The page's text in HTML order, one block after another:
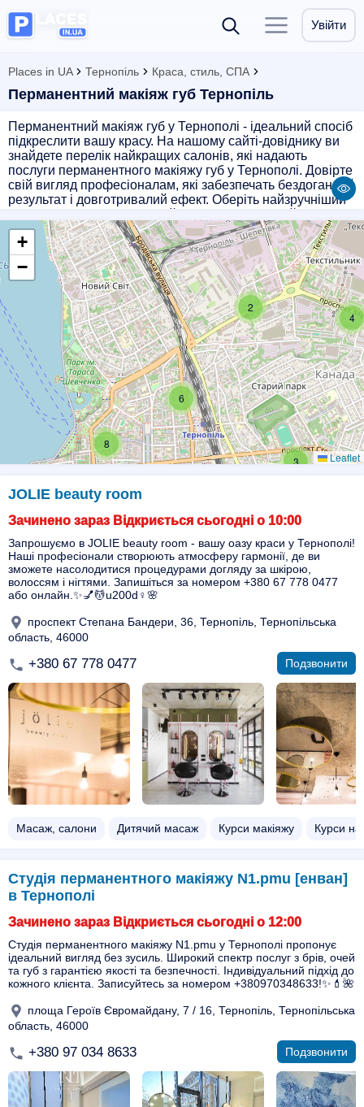
Увійти
Places in UA Тернопіль Краса, стиль, СПА
Перманентний макіяж губ Тернопіль
Перманентний макіяж губ у Тернополі - ідеальний спосіб
підкреслити вашу красу. На нашому сайті-довіднику ви
знайдете перелік найкращих салонів, які надають
послуги перманентного макіяжу губ у Тернополі. Довірте
свій вигляд професіоналам, які забезпечать бездоганний
результат і довготривалий ефект. Оберіть найзручніший
зусиль. Перманентний макіяж губ - це стильно, зручно і
завжди доглянуто!
3
4
2
8
6
+
−
Leaflet
JOLIE beauty room
Зачинено зараз Відкриється сьогодні о 10:00
Запрошуємо в JOLIE beauty room - вашу оазу краси у Тернополі!
Наші професіонали створюють атмосферу гармонії, де ви
зможете насолодитися процедурами догляду за шкірою,
волоссям і нігтями. Запишіться за номером +380 67 778 0477
або онлайн.✨💅💆u200d♀️🌸
проспект Степана Бандери, 36, Тернопіль, Тернопільська
область, 46000
+380 67 778 0477 Подзвонити
Масаж, салони Дитячий масаж Курси макіяжу Курси
Студія перманентного макіяжу N1.pmu [енван]
в Тернополі
Зачинено зараз Відкриється сьогодні о 12:00
Студія перманентного макіяжу N1.pmu у Тернополі пропонує
ідеальний вигляд без зусиль. Широкий спектр послуг з брів, очей
та губ з гарантією якості та безпечності. Індивідуальний підхід до
кожного клієнта. Записуйтесь за номером +380970348633!✨💄🌺
площа Героїв Євромайдану, 7 / 16, Тернопіль, Тернопільська
область, 46000
+380 97 034 8633 Подзвонити